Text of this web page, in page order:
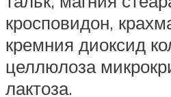
кросповидон,
кремния диоксид
целлюлоза
лактоза.